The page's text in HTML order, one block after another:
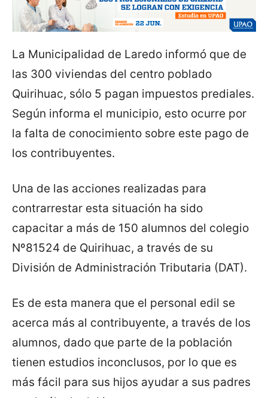
La Municipalidad de Laredo informó que de
las 300 viviendas del centro poblado
Quirihuac, sólo 5 pagan impuestos prediales.
Según informa el municipio, esto ocurre por
la falta de conocimiento sobre este pago de
los contribuyentes.
Una de las acciones realizadas para
contrarrestar esta situación ha sido
capacitar a más de 150 alumnos del colegio
Nº81524 de Quirihuac, a través de su
División de Administración Tributaria (DAT).
Es de esta manera que el personal edil se
acerca más al contribuyente, a través de los
alumnos, dado que parte de la población
tienen estudios inconclusos, por lo que es
más fácil para sus hijos ayudar a sus padres